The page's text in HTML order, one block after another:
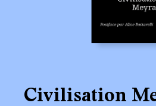
Civilisation